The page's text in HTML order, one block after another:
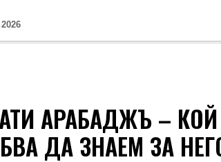
АРАБАДЖЪ –
ДА ЗНАЕМ ЗА